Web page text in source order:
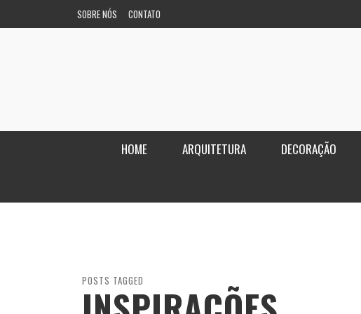
SOBRE NÓS CONTATO
HOME ARQUITETURA DECORAÇÃO
POSTS TAGGED